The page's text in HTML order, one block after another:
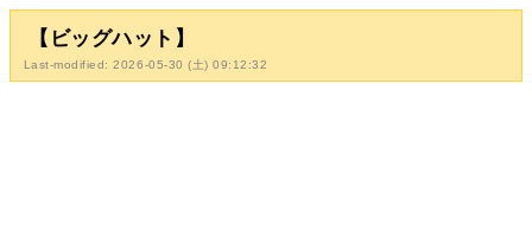
【ビッグハット】
Last-modified: 2026-05-30 (土) 09:12:32